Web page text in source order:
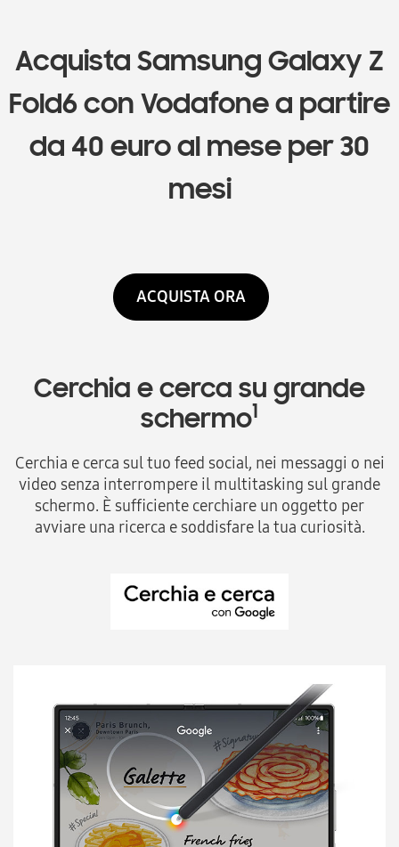
Acquista Samsung Galaxy Z
Fold6 con Vodafone a partire
da 40 euro al mese per 30
mesi
ACQUISTA ORA
Cerchia e cerca su grande
schermo1
Cerchia e cerca sul tuo feed social, nei messaggi o nei
video senza interrompere il multitasking sul grande
schermo. È sufficiente cerchiare un oggetto per
avviare una ricerca e soddisfare la tua curiosità.